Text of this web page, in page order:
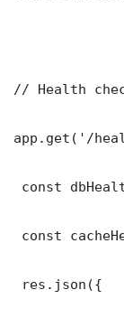
// Health
app.get('/
const
const
res.json({